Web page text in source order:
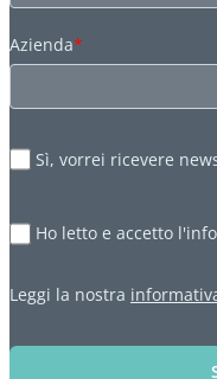
Azienda*
Sì, vorrei ricevere
Ho letto e accetto
Leggi la nostra